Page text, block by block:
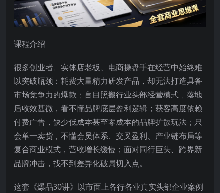
课程介绍
很多创业者、实体店老板、电商操盘手在经营中始终难
以突破瓶颈：耗费大量精力研发产品，却无法打造具备
市场竞争力的爆款；盲目照搬行业头部经营模式，落地
后收效甚微，看不懂品牌底层盈利逻辑；获客高度依赖
付费广告，缺少低成本甚至零成本的品牌扩散玩法；只
会单一卖货，不懂会员体系、交叉盈利、产业链布局等
复合商业模式，营收增长缓慢；面对同行巨头、跨界新
品牌冲击，找不到差异化破局切入点。
这套《爆品30讲》以市面上各行各业真实头部企业案例